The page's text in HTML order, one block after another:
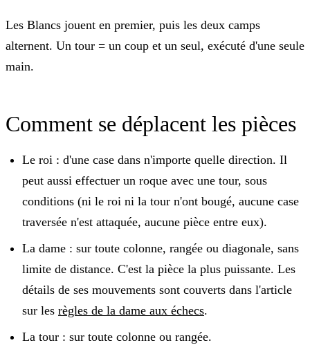
Les Blancs jouent en premier, puis les deux camps
alternent. Un tour = un coup et un seul, exécuté d'une seule
main.
Comment se déplacent les pièces
Le roi : d'une case dans n'importe quelle direction. Il
peut aussi effectuer un roque avec une tour, sous
conditions (ni le roi ni la tour n'ont bougé, aucune case
traversée n'est attaquée, aucune pièce entre eux).
La dame : sur toute colonne, rangée ou diagonale, sans
limite de distance. C'est la pièce la plus puissante. Les
détails de ses mouvements sont couverts dans l'article
sur les règles de la dame aux échecs.
La tour : sur toute colonne ou rangée.